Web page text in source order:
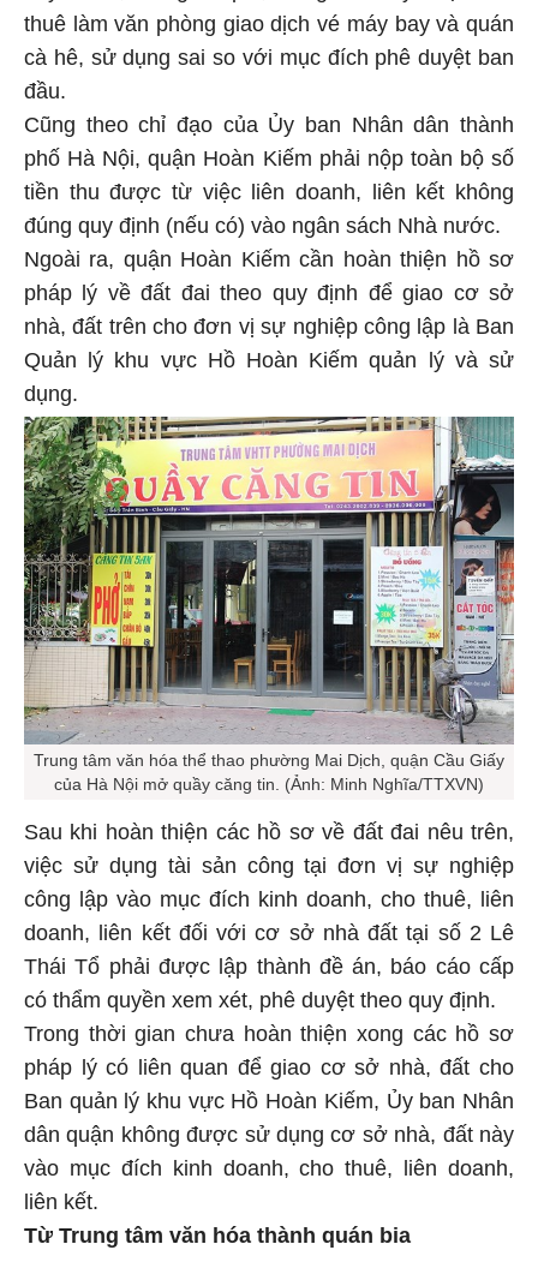
thuê làm văn phòng giao dịch vé máy bay và quán
cà hê, sử dụng sai so với mục đích phê duyệt ban
đầu.
Cũng theo chỉ đạo của Ủy ban Nhân dân thành
phố Hà Nội, quận Hoàn Kiếm phải nộp toàn bộ số
tiền thu được từ việc liên doanh, liên kết không
đúng quy định (nếu có) vào ngân sách Nhà nước.
Ngoài ra, quận Hoàn Kiếm cần hoàn thiện hồ sơ
pháp lý về đất đai theo quy định để giao cơ sở
nhà, đất trên cho đơn vị sự nghiệp công lập là Ban
Quản lý khu vực Hồ Hoàn Kiếm quản lý và sử
dụng.
Trung tâm văn hóa thể thao phường Mai Dịch, quận Cầu Giấy
của Hà Nội mở quầy căng tin. (Ảnh: Minh Nghĩa/TTXVN)
Sau khi hoàn thiện các hồ sơ về đất đai nêu trên,
việc sử dụng tài sản công tại đơn vị sự nghiệp
công lập vào mục đích kinh doanh, cho thuê, liên
doanh, liên kết đối với cơ sở nhà đất tại số 2 Lê
Thái Tổ phải được lập thành đề án, báo cáo cấp
có thẩm quyền xem xét, phê duyệt theo quy định.
Trong thời gian chưa hoàn thiện xong các hồ sơ
pháp lý có liên quan để giao cơ sở nhà, đất cho
Ban quản lý khu vực Hồ Hoàn Kiếm, Ủy ban Nhân
dân quận không được sử dụng cơ sở nhà, đất này
vào mục đích kinh doanh, cho thuê, liên doanh,
liên kết.
Từ Trung tâm văn hóa thành quán bia